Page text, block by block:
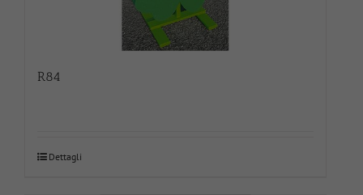
R84
Dettagli